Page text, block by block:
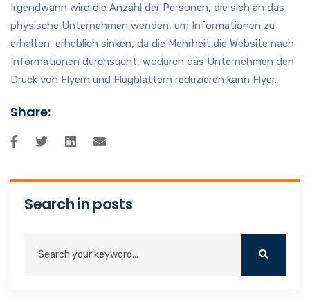
Irgendwann wird die Anzahl der Personen, die sich an das
physische Unternehmen wenden, um Informationen zu
erhalten, erheblich sinken, da die Mehrheit die Website nach
Informationen durchsucht, wodurch das Unternehmen den
Druck von Flyern und Flugblättern reduzieren kann Flyer.
Share:
Search in posts